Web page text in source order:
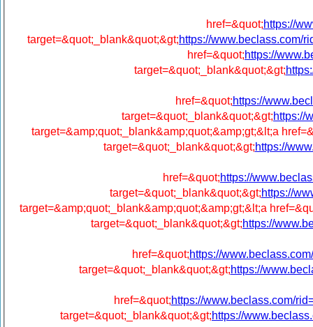
href=&quot;https://
target=&quot;_blank&quot;&gt;https://www.beclass.com/
href=&quot;https://
target=&quot;_blank&quot;&gt;
href=&quot;https://
target=&quot;_blank&quot;&gt;https://
target=&amp;quot;_blank&amp;quot;&amp;gt;&lt;a
target=&quot;_blank&quot;&gt;https://
href=&quot;https://
target=&quot;_blank&quot;&gt;https://
target=&amp;quot;_blank&amp;quot;&amp;gt;&lt;a
target=&quot;_blank&quot;&gt;https://
href=&quot;https://
target=&quot;_blank&quot;&gt;https://
href=&quot;https://www.beclass.com/
target=&quot;_blank&quot;&gt;https://